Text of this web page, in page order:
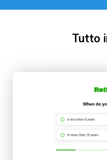
Tutto